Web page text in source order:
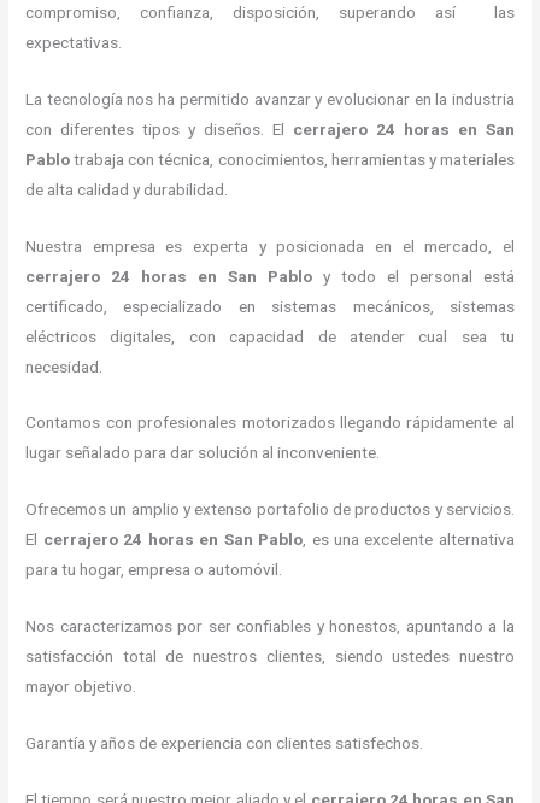
compromiso, confianza, disposición, superando así las
expectativas.
La tecnología nos ha permitido avanzar y evolucionar en la industria
con diferentes tipos y diseños. El cerrajero 24 horas en San
Pablotrabaja con técnica, conocimientos, herramientas y materiales
de alta calidad y durabilidad.
Nuestra empresa es experta y posicionada en el mercado, el
cerrajero 24 horas en San Pablo y todo el personal está
certificado, especializado en sistemas mecánicos, sistemas
eléctricos digitales, con capacidad de atender cual sea tu
necesidad.
Contamos con profesionales motorizados llegando rápidamente al
lugar señalado para dar solución al inconveniente.
Ofrecemos un amplio y extenso portafolio de productos y servicios.
El cerrajero 24 horas en San Pablo, es una excelente alternativa
para tu hogar, empresa o automóvil.
Nos caracterizamos por ser confiables y honestos, apuntando a la
satisfacción total de nuestros clientes, siendo ustedes nuestro
mayor objetivo.
Garantía y años de experiencia con clientes satisfechos.